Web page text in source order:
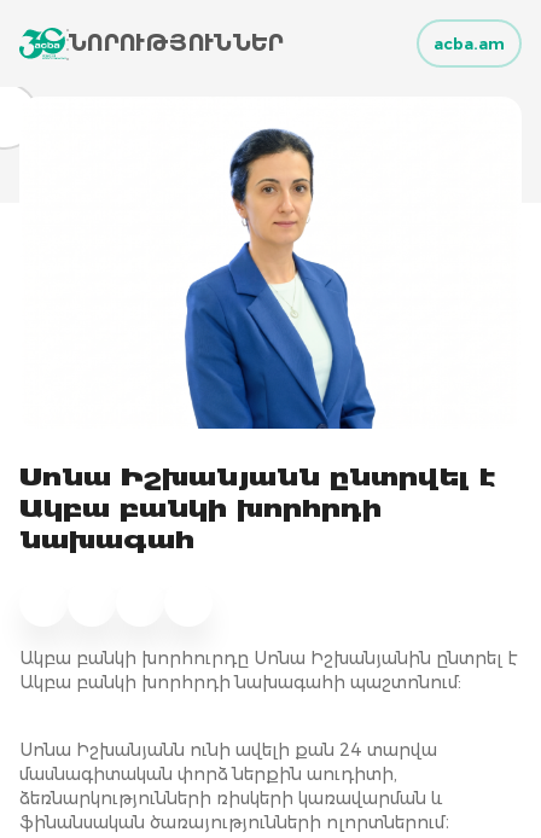
ՆՈՐՈՒԹՅՈՒՆՆԵՐ acba.am
Սոնա Իշխանյանն ընտրվել է
Ակբա բանկի խորհրդի
նախագահ
Ակբա բանկի խորհուրդը Սոնա Իշխանյանին ընտրել է
Ակբա բանկի խորհրդի նախագահի պաշտոնում:
Սոնա Իշխանյանն ունի ավելի քան 24 տարվա
մասնագիտական փորձ ներքին աուդիտի,
ձեռնարկությունների ռիսկերի կառավարման և
ֆինանսական ծառայությունների ոլորտներում։